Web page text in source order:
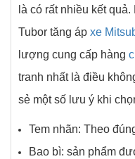
là có rất nhiều kết
Tubor tăng áp xe
lượng cung cấp hàng
tranh nhất là điều
sẻ một số lưu ý khi
Tem nhãn: Theo
Bao bì: sản phẩm